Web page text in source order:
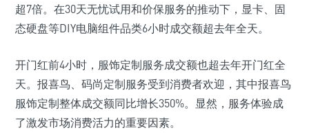
超7倍。在30天无忧试用和价保服务的推动下，显卡、固
态硬盘等DIY电脑组件品类6小时成交额超去年全天。
开门红前4小时，服饰定制服务成交额也超去年开门红全
天。报喜鸟、码尚定制服务受到消费者欢迎，其中报喜鸟
服饰定制整体成交额同比增长350%。显然，服务体验成
了激发市场消费活力的重要因素。